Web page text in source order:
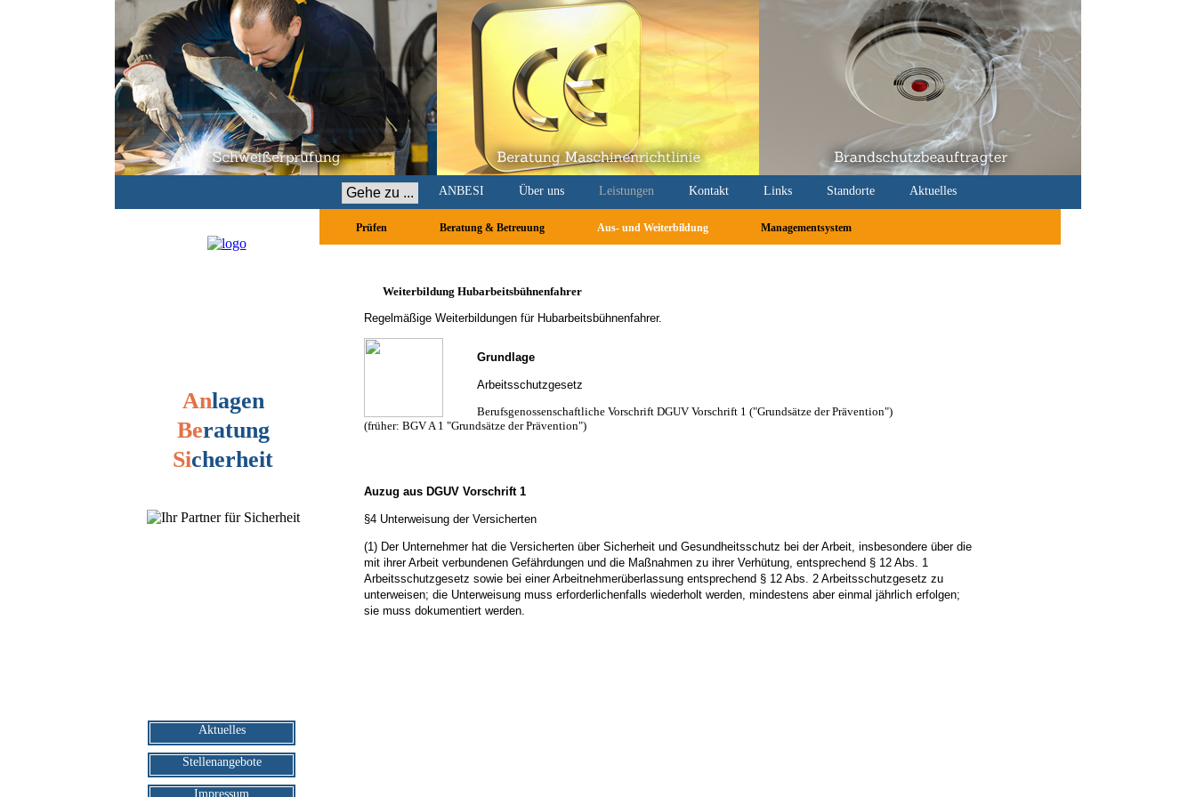
überspringen
ANBESI Über uns Leistungen
Prüfen Beratung & Betreuung Aus- und Weiterbildung Managementsystem
Kontakt Links Standorte Aktuelles
Zielseite
Anlagen
Beratung
Sicherheit
Weiterbildung Hubarbeitsbühnenfahrer
Regelmäßige Weiterbildungen für Hubarbeitsbühnenfahrer.
Grundlage
Arbeitsschutzgesetz
Berufsgenossenschaftliche Vorschrift DGUV Vorschrift 1 ("Grundsätze der Prävention")
(früher: BGV A 1 "Grundsätze der Prävention")
Auzug aus DGUV Vorschrift 1
§4 Unterweisung der Versicherten
(1) Der Unternehmer hat die Versicherten über Sicherheit und Gesundheitsschutz bei der Arbeit, insbesondere über die
mit ihrer Arbeit verbundenen Gefährdungen und die Maßnahmen zu ihrer Verhütung, entsprechend § 12 Abs. 1
Arbeitsschutzgesetz sowie bei einer Arbeitnehmerüberlassung entsprechend § 12 Abs. 2 Arbeitsschutzgesetz zu
unterweisen; die Unterweisung muss erforderlichenfalls wiederholt werden, mindestens aber einmal jährlich erfolgen;
sie muss dokumentiert werden.
NavigationAktuelles
Stellenangebote
Impressum